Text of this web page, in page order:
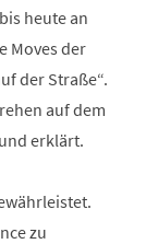
heute an
Moves der
der Straße“.
auf dem
erklärt.
zu